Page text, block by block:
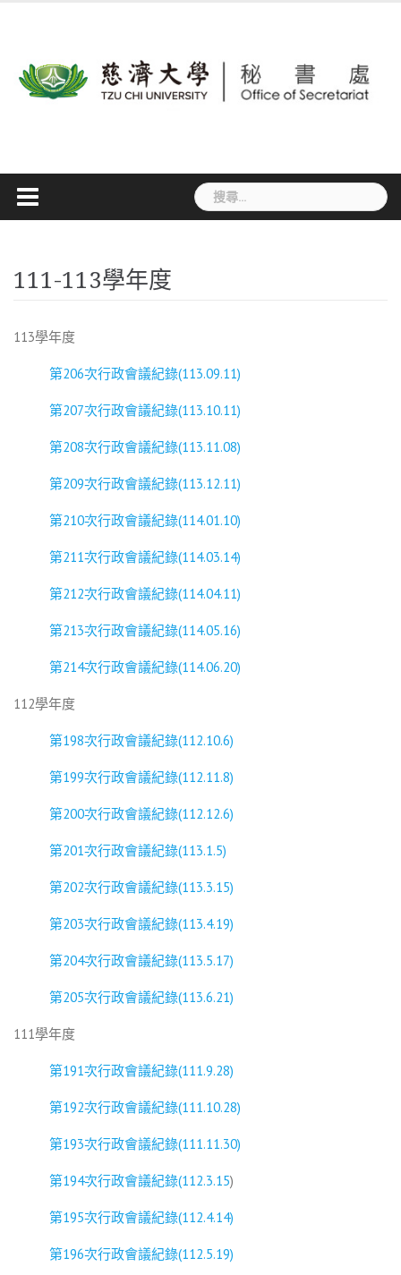
搜
尋
111-113學年度
113學年度
第206次行政會議紀錄(113.09.11)
第207次行政會議紀錄(113.10.11)
第208次行政會議紀錄(113.11.08)
第209次行政會議紀錄(113.12.11)
第210次行政會議紀錄(114.01.10)
第211次行政會議紀錄(114.03.14)
第212次行政會議紀錄(114.04.11)
第213次行政會議紀錄(114.05.16)
第214次行政會議紀錄(114.06.20)
112學年度
第198次行政會議紀錄(112.10.6)
第199次行政會議紀錄(112.11.8)
第200次行政會議紀錄(112.12.6)
第201次行政會議紀錄(113.1.5)
第202次行政會議紀錄(113.3.15)
第203次行政會議紀錄(113.4.19)
第204次行政會議紀錄(113.5.17)
第205次行政會議紀錄(113.6.21)
111學年度
第191次行政會議紀錄(111.9.28)
第192次行政會議紀錄(111.10.28)
第193次行政會議紀錄(111.11.30)
第194次行政會議紀錄(112.3.15)
第195次行政會議紀錄(112.4.14)
第196次行政會議紀錄(112.5.19)